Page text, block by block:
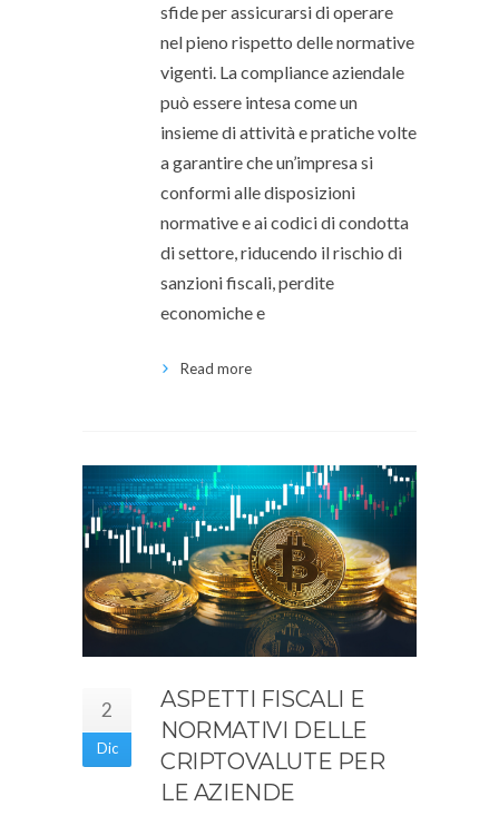
sfide per assicurarsi di operare
nel pieno rispetto delle normative
vigenti. La compliance aziendale
può essere intesa come un
insieme di attività e pratiche volte
a garantire che un’impresa si
conformi alle disposizioni
normative e ai codici di condotta
di settore, riducendo il rischio di
sanzioni fiscali, perdite
economiche e
Read more
2
Dic
ASPETTI FISCALI E
NORMATIVI DELLE
CRIPTOVALUTE PER
LE AZIENDE